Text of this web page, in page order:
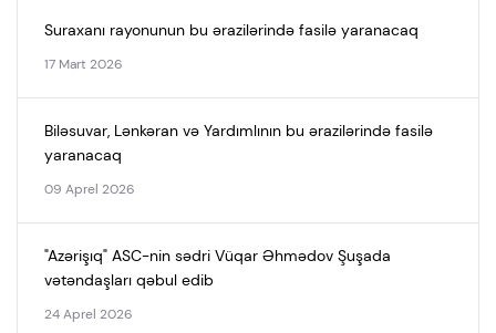
Suraxanı rayonunun bu ərazilərində fasilə yaranacaq
17 Mart 2026
Biləsuvar, Lənkəran və Yardımlının bu ərazilərində fasilə
yaranacaq
09 Aprel 2026
"Azərişıq" ASC-nin sədri Vüqar Əhmədov Şuşada
vətəndaşları qəbul edib
24 Aprel 2026